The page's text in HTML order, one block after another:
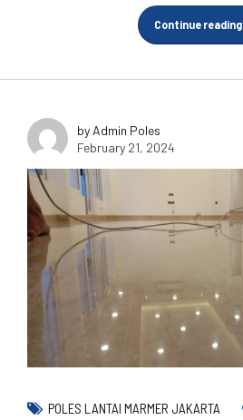
Continue reading
by Admin Poles
February 21, 2024
POLES LANTAI MARMER JAKARTA